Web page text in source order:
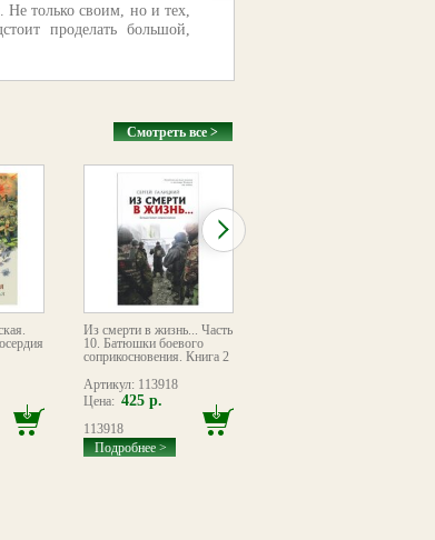
только своим, но и тех,
проделать большой,
Смотреть все >
Из смерти в жизнь... Часть
10. Батюшки боевого
соприкосновения. Книга 2
Артикул: 113918
Цена: 425 р.
113918
Подробнее >